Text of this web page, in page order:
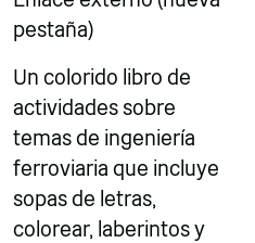
pestaña)
Un colorido libro de
actividades sobre
temas de ingeniería
ferroviaria que incluye
sopas de letras,
colorear, laberintos y